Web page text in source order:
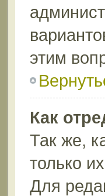
этим
Как
Так же,
только
Для